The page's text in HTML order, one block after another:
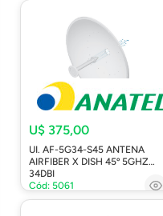
U$ 375,00
UI. AF-5G34-S45 ANTENA
AIRFIBER X DISH 45º 5GHZ
34DBI
Cód: 5061